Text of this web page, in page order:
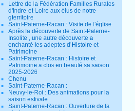
Lettre de la Fédération Familles Rurales
d'Indre-et-Loire aux élus de notre
gterritoire
Saint-Paterne-Racan : Visite de l'église
Après la découverte de Saint-Paterne-
Insolite , une autre découverte a
enchanté les adeptes d’Histoire et
Patrimoine
Saint-Paterne-Racan : Histoire et
Patrimoine a clos en beauté sa saison
2025-2026
Chenu
Saint-Paterne-Racan :
Neuvy-le-Roi : Des animations pour la
saison estivale
Saint-Paterne-Racan : Ouverture de la